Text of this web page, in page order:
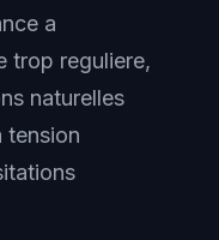
a
trop reguliere,
naturelles
tension